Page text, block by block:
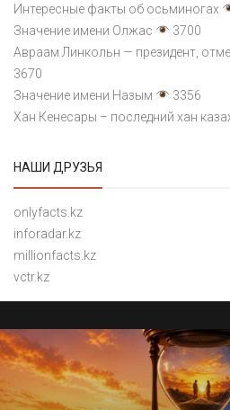
Интересные факты об осьминогах
Значение имени Олжас
3700
Авраам Линкольн — президент,
3670
Значение имени Назым
3356
Хан Кенесары – последний хан
НАШИ ДРУЗЬЯ
onlyfacts.kz
inforadar.kz
millionfacts.kz
vctr.kz